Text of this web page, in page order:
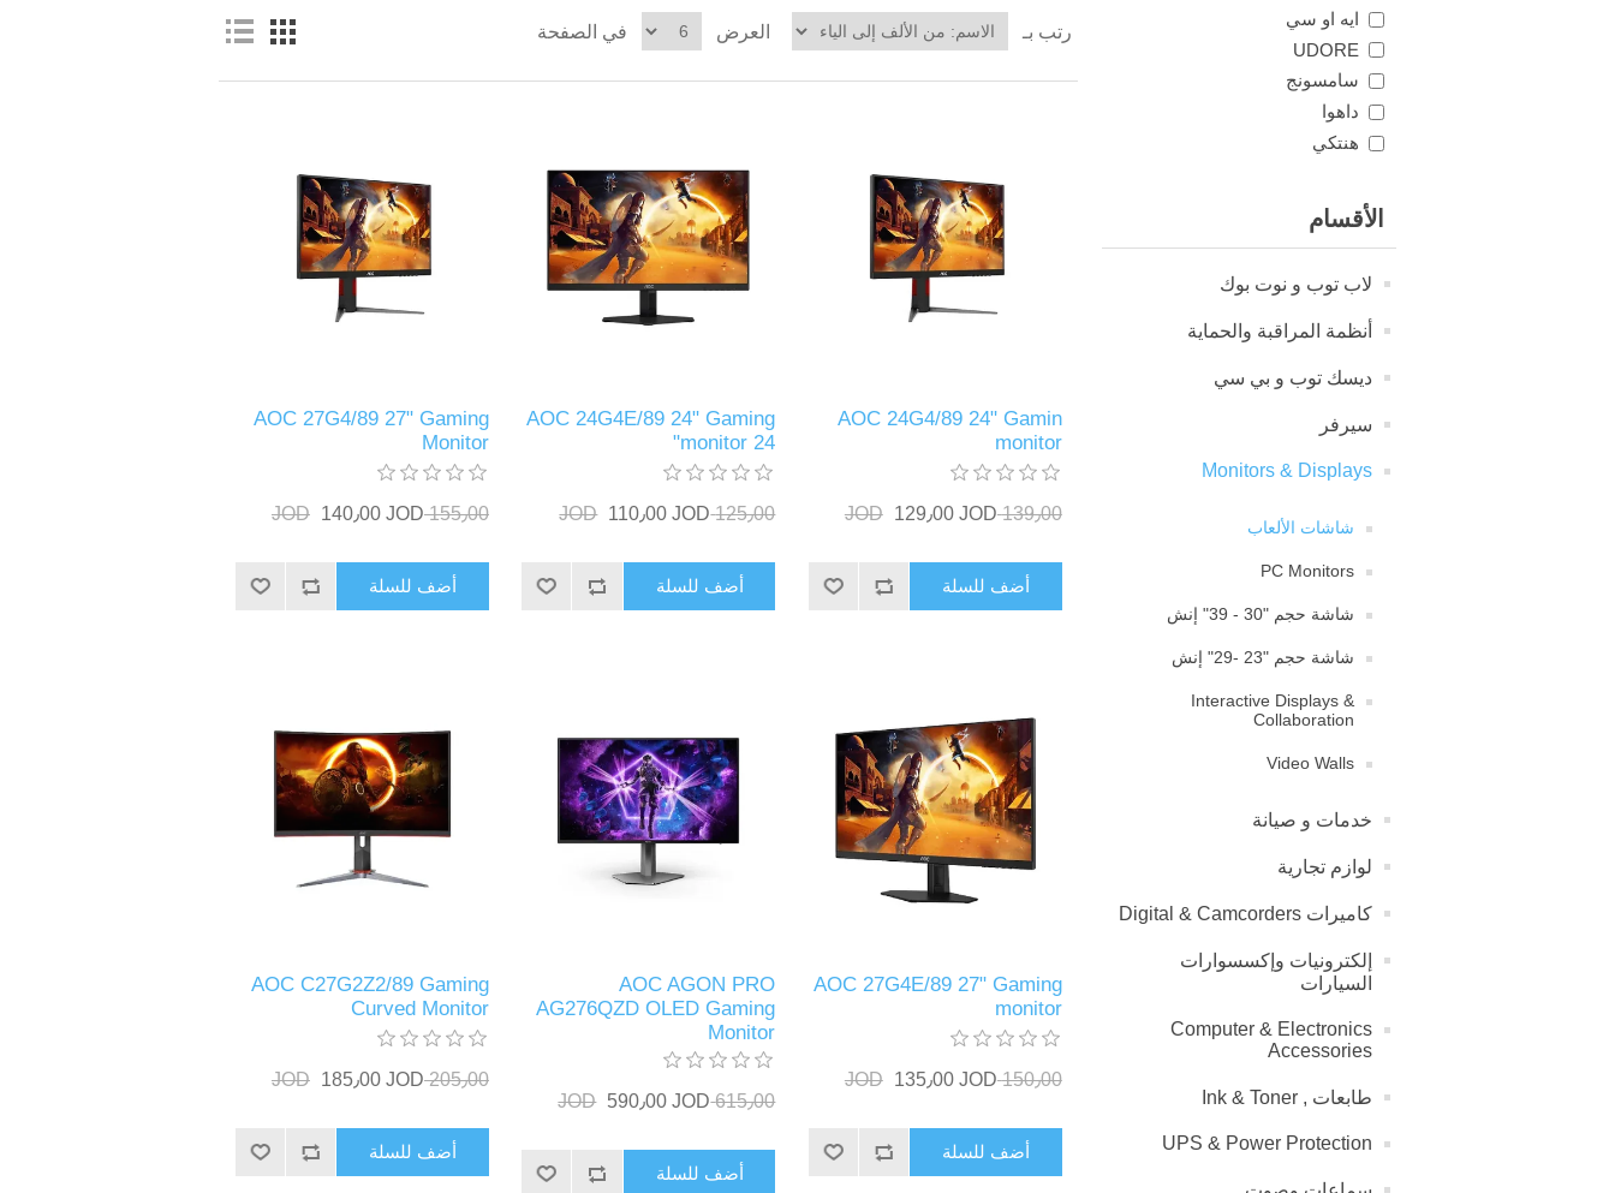
ايه او سي
UDORE
سامسونج
داهوا
هنتكي
الأقسام
لاب توب و نوت بوك
أنظمة المراقبة والحماية
ديسك توب و بي سي
سيرفر
Monitors & Displays
شاشات الألعاب
PC Monitors
شاشة حجم "30 - 39" إنش
شاشة حجم "23 -29" إنش
Interactive Displays &
Collaboration
Video Walls
خدمات و صیانة
لوازم تجارية
كاميرات Digital & Camcorders
إلكترونيات وإكسسوارات
السيارات
Computer & Electronics
Accessories
طابعات , Ink & Toner
UPS & Power Protection
رتب بـ العرض في الصفحة
AOC 24G4/89 24" Gamin
monitor
139٫00 JOD 129٫00 JOD
أضف للسلة
AOC 24G4E/89 24" Gaming
monitor 24"
125٫00 JOD 110٫00 JOD
أضف للسلة
AOC 27G4/89 27" Gaming
Monitor
155٫00 JOD 140٫00 JOD
أضف للسلة
AOC 27G4E/89 27" Gaming
monitor
150٫00 JOD 135٫00 JOD
أضف للسلة
AOC AGON PRO
AG276QZD OLED Gaming
Monitor
615٫00 JOD 590٫00 JOD
أضف للسلة
AOC C27G2Z2/89 Gaming
Curved Monitor
205٫00 JOD 185٫00 JOD
أضف للسلة